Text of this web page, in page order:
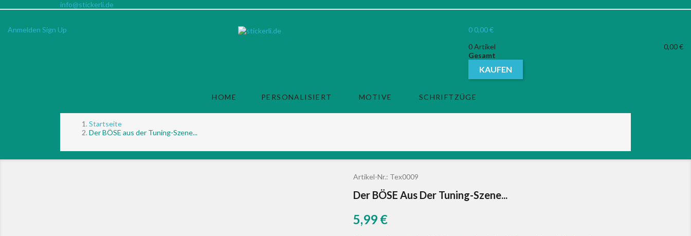
info@stickerli.de
Anmelden Sign Up 0 0,00 €
0 Artikel
0,00 €
Gesamt
KAUFEN
HOME PERSONALISIERT MOTIVE SCHRIFTZÜGE
Startseite
Der BÖSE aus der Tuning-Szene...
Artikel-Nr.: Tex0009
Der BÖSE Aus Der Tuning-Szene...
5,99 €